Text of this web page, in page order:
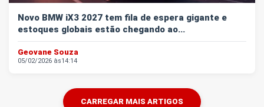
Novo BMW iX3 2027 tem fila de espera gigante e
estoques globais estão chegando ao...
Geovane Souza
05/02/2026 às14:14
CARREGAR MAIS ARTIGOS